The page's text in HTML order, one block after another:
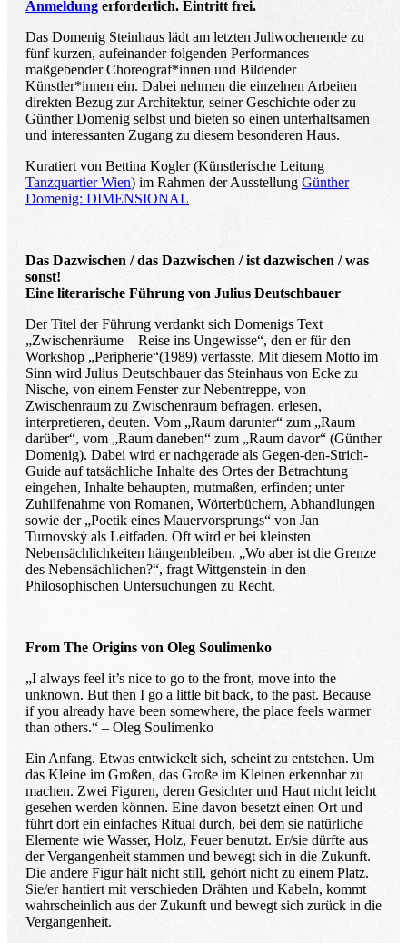
Anmeldung erforderlich. Eintritt frei.
Das Domenig Steinhaus lädt am letzten Juliwochenende zu
fünf kurzen, aufeinander folgenden Performances
maßgebender Choreograf*innen und Bildender
Künstler*innen ein. Dabei nehmen die einzelnen Arbeiten
direkten Bezug zur Architektur, seiner Geschichte oder zu
Günther Domenig selbst und bieten so einen unterhaltsamen
und interessanten Zugang zu diesem besonderen Haus.
Kuratiert von Bettina Kogler (Künstlerische Leitung
Tanzquartier Wien) im Rahmen der Ausstellung Günther
Domenig: DIMENSIONAL
Das Dazwischen / das Dazwischen / ist dazwischen / was
sonst!
Eine literarische Führung von Julius Deutschbauer
Der Titel der Führung verdankt sich Domenigs Text
„Zwischenräume – Reise ins Ungewisse“, den er für den
Workshop „Peripherie“(1989) verfasste. Mit diesem Motto im
Sinn wird Julius Deutschbauer das Steinhaus von Ecke zu
Nische, von einem Fenster zur Nebentreppe, von
Zwischenraum zu Zwischenraum befragen, erlesen,
interpretieren, deuten. Vom „Raum darunter“ zum „Raum
darüber“, vom „Raum daneben“ zum „Raum davor“ (Günther
Domenig). Dabei wird er nachgerade als Gegen-den-Strich-
Guide auf tatsächliche Inhalte des Ortes der Betrachtung
eingehen, Inhalte behaupten, mutmaßen, erfinden; unter
Zuhilfenahme von Romanen, Wörterbüchern, Abhandlungen
sowie der „Poetik eines Mauervorsprungs“ von Jan
Turnovský als Leitfaden. Oft wird er bei kleinsten
Nebensächlichkeiten hängenbleiben. „Wo aber ist die Grenze
des Nebensächlichen?“, fragt Wittgenstein in den
Philosophischen Untersuchungen zu Recht.
From The Origins von Oleg Soulimenko
„I always feel it’s nice to go to the front, move into the
unknown. But then I go a little bit back, to the past. Because
if you already have been somewhere, the place feels warmer
than others.“ – Oleg Soulimenko
Ein Anfang. Etwas entwickelt sich, scheint zu entstehen. Um
das Kleine im Großen, das Große im Kleinen erkennbar zu
machen. Zwei Figuren, deren Gesichter und Haut nicht leicht
gesehen werden können. Eine davon besetzt einen Ort und
führt dort ein einfaches Ritual durch, bei dem sie natürliche
Elemente wie Wasser, Holz, Feuer benutzt. Er/sie dürfte aus
der Vergangenheit stammen und bewegt sich in die Zukunft.
Die andere Figur hält nicht still, gehört nicht zu einem Platz.
Sie/er hantiert mit verschieden Drähten und Kabeln, kommt
wahrscheinlich aus der Zukunft und bewegt sich zurück in die
Vergangenheit.